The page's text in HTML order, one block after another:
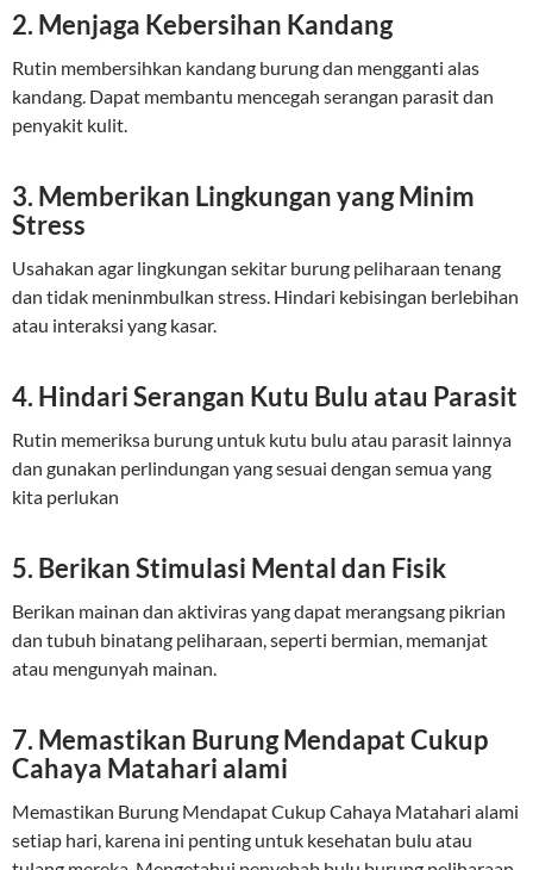
2. Menjaga Kebersihan Kandang
Rutin membersihkan kandang burung dan mengganti alas
kandang. Dapat membantu mencegah serangan parasit dan
penyakit kulit.
3. Memberikan Lingkungan yang Minim
Stress
Usahakan agar lingkungan sekitar burung peliharaan tenang
dan tidak meninmbulkan stress. Hindari kebisingan berlebihan
atau interaksi yang kasar.
4. Hindari Serangan Kutu Bulu atau Parasit
Rutin memeriksa burung untuk kutu bulu atau parasit lainnya
dan gunakan perlindungan yang sesuai dengan semua yang
kita perlukan
5. Berikan Stimulasi Mental dan Fisik
Berikan mainan dan aktiviras yang dapat merangsang pikrian
dan tubuh binatang peliharaan, seperti bermian, memanjat
atau mengunyah mainan.
7. Memastikan Burung Mendapat Cukup
Cahaya Matahari alami
Memastikan Burung Mendapat Cukup Cahaya Matahari alami
setiap hari, karena ini penting untuk kesehatan bulu atau